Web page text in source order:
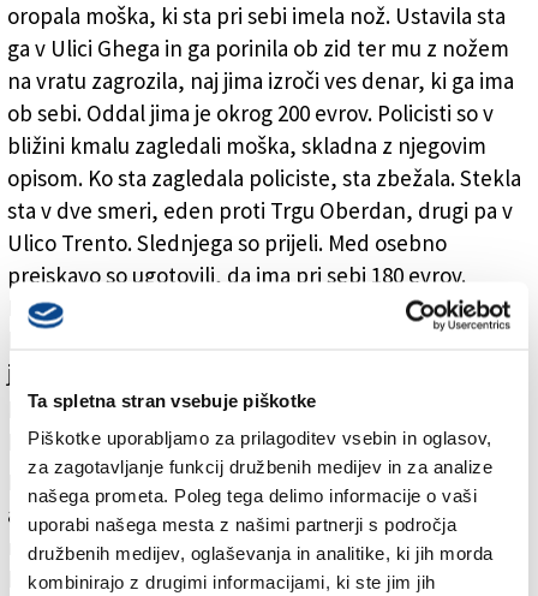
Ta spletna stran vsebuje piškotke
Piškotke uporabljamo za prilagoditev vsebin in oglasov,
za zagotavljanje funkcij družbenih medijev in za analize
našega prometa. Poleg tega delimo informacije o vaši
uporabi našega mesta z našimi partnerji s področja
družbenih medijev, oglaševanja in analitike, ki jih morda
kombinirajo z drugimi informacijami, ki ste jim jih
oropala moška, ki sta pri sebi imela nož. Ustavila sta
ga v Ulici Ghega in ga porinila ob zid ter mu z nožem
na vratu zagrozila, naj jima izroči ves denar, ki ga ima
ob sebi. Oddal jima je okrog 200 evrov. Policisti so v
bližini kmalu zagledali moška, skladna z njegovim
opisom. Ko sta zagledala policiste, sta zbežala. Stekla
sta v dve smeri, eden proti Trgu Oberdan, drugi pa v
Ulico Trento. Slednjega so prijeli. Med osebno
preiskavo so ugotovili, da ima pri sebi 180 evrov.
Pospremili so ga v policijske prostore pri Sveti Soboti,
kjer je bil vznemirjen in ni sodeloval s policisti. Z nogo
je med drugim večkrat udaril v zaščitno stekleno
pregrado in jo razbil. Ovadili so ga zato tudi zaradi
poškodovanja tuje lastnine v oteževalnih okoliščinah.
Moškega so skladno z navodili državnega tožilca
aretirali in pospremili v tržaški zapor, kjer bo na
razpolago sodni oblasti. Ker gre za nevarno osebo,
bodo zoper njega izdali ustrezen preventivni ukrep.